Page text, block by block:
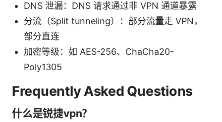
DNS 泄漏：DNS 请求通过非 VPN 通道暴露
分流（Split tunneling）：部分流量走 VPN，
部分直连
加密等级：如 AES-256、ChaCha20-
Poly1305
Frequently Asked Questions
什么是锐捷vpn？